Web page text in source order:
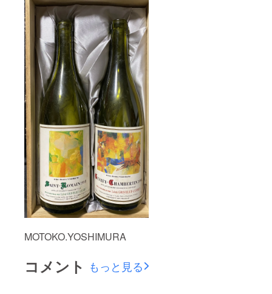
MOTOKO.YOSHIMURA
コメント もっと見る